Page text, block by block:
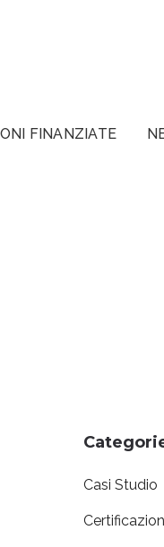
FINANZIATE
Casi Studio